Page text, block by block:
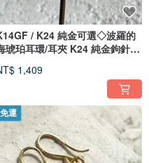
/ K24 純金可選◇波羅的
琥珀耳環/耳夾 K24 純金鉤針升
1,409
免運